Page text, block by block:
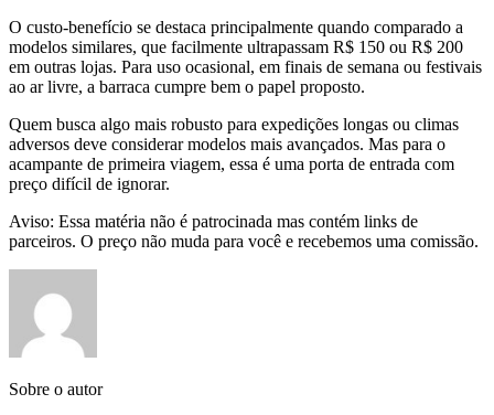
O custo-benefício se destaca principalmente quando comparado a
modelos similares, que facilmente ultrapassam R$ 150 ou R$ 200
em outras lojas. Para uso ocasional, em finais de semana ou festivais
ao ar livre, a barraca cumpre bem o papel proposto.
Quem busca algo mais robusto para expedições longas ou climas
adversos deve considerar modelos mais avançados. Mas para o
acampante de primeira viagem, essa é uma porta de entrada com
preço difícil de ignorar.
Aviso: Essa matéria não é patrocinada mas contém links de
parceiros. O preço não muda para você e recebemos uma comissão.
Sobre o autor